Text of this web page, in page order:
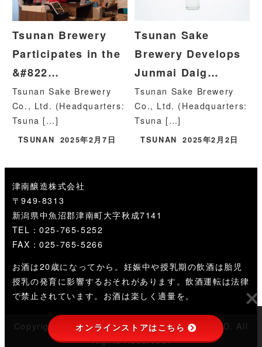
Tsunan Brewery
Participates in the
&#822…
Tsunan Sake Brewery
Co., Ltd. (Headquarters:
Tsuna […]
TSUNAN 2025年2月7日
Tsunan Sake
Brewery Develops
Junmai Daig…
Tsunan Sake Brewery
Co., Ltd. (Headquarters:
Tsuna […]
TSUNAN 2025年2月2日
津南醸造株式会社
〒949-8313
新潟県中魚沼郡津南町大字秋成7141
TEL：025-765-5252
FAX：025-765-5266
お酒は20歳になってから。妊娠中や授乳期の飲酒は胎児
授乳の発育に影響するおそれがあります。飲酒運転は法律
で禁止されています。お酒は楽しく適量を。
Copyright © TSUNAN SAKE BREWERY CO.,LTD. All
Rights Reserved.
オンラインストアはこちら